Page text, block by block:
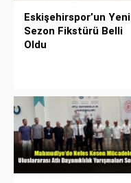
Eskişehirspor’un Yeni
Sezon Fikstürü Belli
Oldu